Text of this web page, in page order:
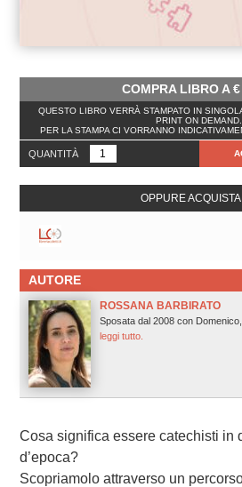
COMPRA LIBRO A€
QUESTO LIBRO VERRÀ STAMPATO IN
PRINT ON DEMAND.
PER LA STAMPA CI VORRANNO
QUANTITÀ
OPPURE ACQUISTA
AUTORE
ROSSANA BARBIRATO
Sposata dal 2008 con
leggi tutto.
Cosa significa essere catechisti in
d’epoca?
Scopriamolo attraverso un